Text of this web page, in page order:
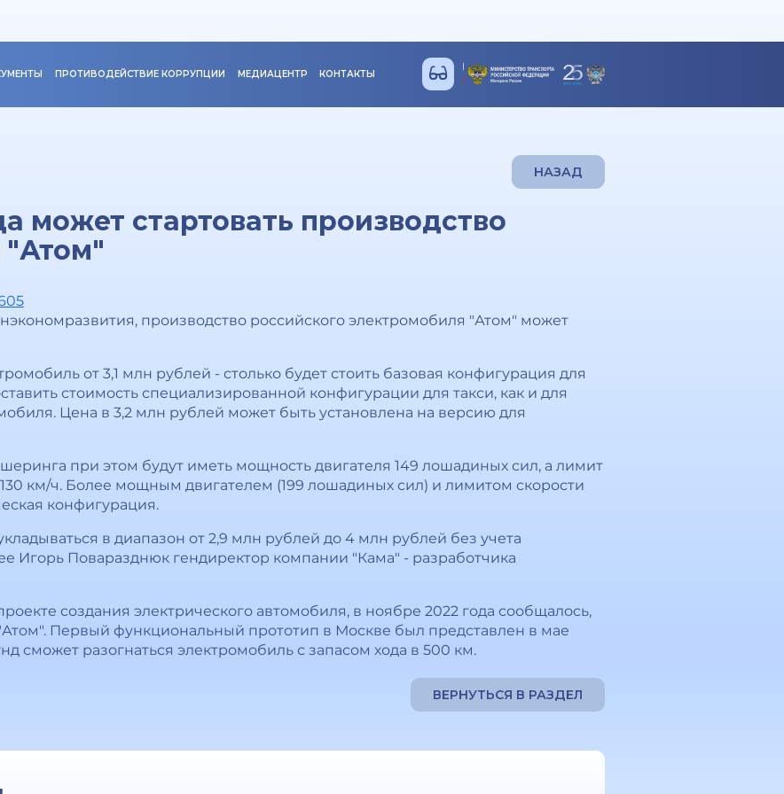
ПРОТИВОДЕЙСТВИЕ КОРРУПЦИИ МЕДИАЦЕНТР КОНТАКТЫ
НАЗАД
может стартовать производство
"Атом"
производство российского электромобиля "Атом" может
от 3,1 млн рублей - столько будет стоить базовая конфигурация для
стоимость специализированной конфигурации для такси, как и для
Цена в 3,2 млн рублей может быть установлена на версию для
при этом будут иметь мощность двигателя 149 лошадиных сил, а лимит
130 км/ч. Более мощным двигателем (199 лошадиных сил) и лимитом скорости
конфигурация.
в диапазон от 2,9 млн рублей до 4 млн рублей без учета
Игорь Поваразднюк гендиректор компании "Кама" - разработчика
создания электрического автомобиля, в ноябре 2022 года сообщалось,
Первый функциональный прототип в Москве был представлен в мае
сможет разогнаться электромобиль с запасом хода в 500 км.
ВЕРНУТЬСЯ В РАЗДЕЛ